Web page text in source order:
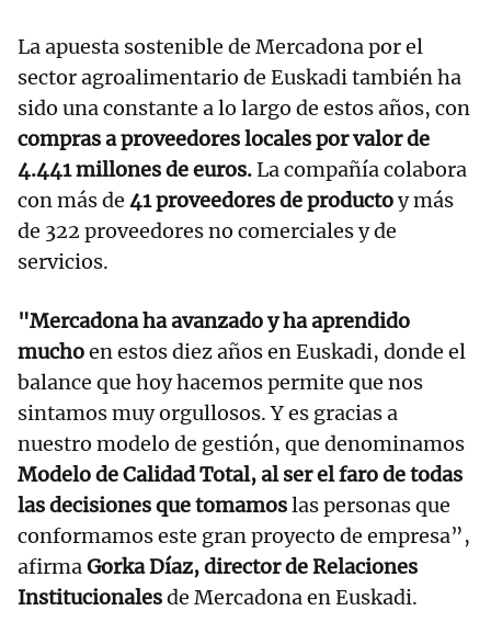
La apuesta sostenible de Mercadona por el
sector agroalimentario de Euskadi también ha
sido una constante a lo largo de estos años, con
compras a proveedores locales por valor de
4.441 millones de euros.La compañía colabora
con más de 41 proveedores de productoy más
de 322 proveedores no comerciales y de
servicios.
"Mercadona ha avanzado y ha aprendido
muchoen estos diez años en Euskadi, donde el
balance que hoy hacemos permite que nos
sintamos muy orgullosos. Y es gracias a
nuestro modelo de gestión, que denominamos
Modelo de Calidad Total, al ser el faro de todas
las decisiones que tomamoslas personas que
conformamos este gran proyecto de empresa”,
afirmaGorka Díaz, director de Relaciones
Institucionalesde Mercadona en Euskadi.